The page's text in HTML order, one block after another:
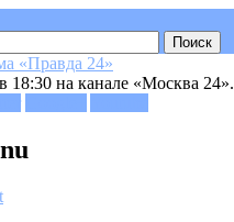
«Правда 24»
18:30 на канале «Москва 24».